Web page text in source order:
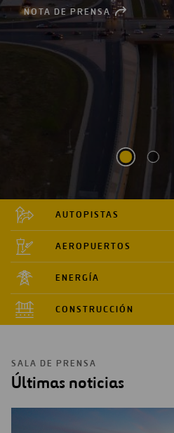
AUTOPISTAS
AEROPUERTOS
ENERGÍA
CONSTRUCCIÓN
SALA DE PRENSA
Últimas noticias